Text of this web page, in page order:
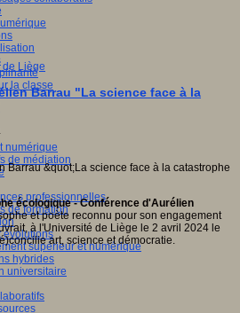
la classe
numérique
de médiation
professionnelles
de formation
évolutions
supérieur et numérique
hybrides
universitaire
de Liège
Barrau "La science face à la
écologique - Conférence d'Aurélien
et poète reconnu pour son engagement
à l'Université de Liège le 2 avril 2024 le
art, science et démocratie.